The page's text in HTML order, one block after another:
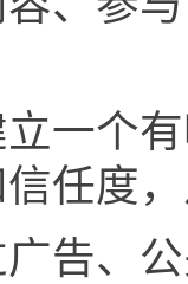
一个
任度
告、